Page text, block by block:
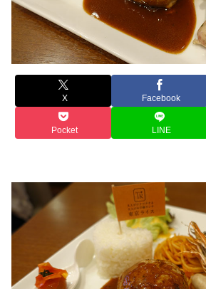
X Facebook
Pocket LINE